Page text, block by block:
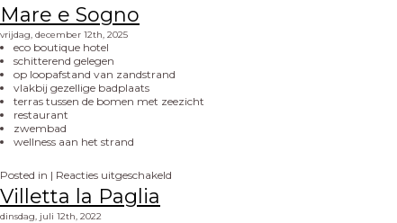
Mare e Sogno
vrijdag, december 12th, 2025
eco boutique hotel
schitterend gelegen
op loopafstand van zandstrand
vlakbij gezellige badplaats
terras tussen de bomen met zeezicht
restaurant
zwembad
wellness aan het strand
Posted in | Reacties uitgeschakeld
Villetta la Paglia
dinsdag, juli 12th, 2022